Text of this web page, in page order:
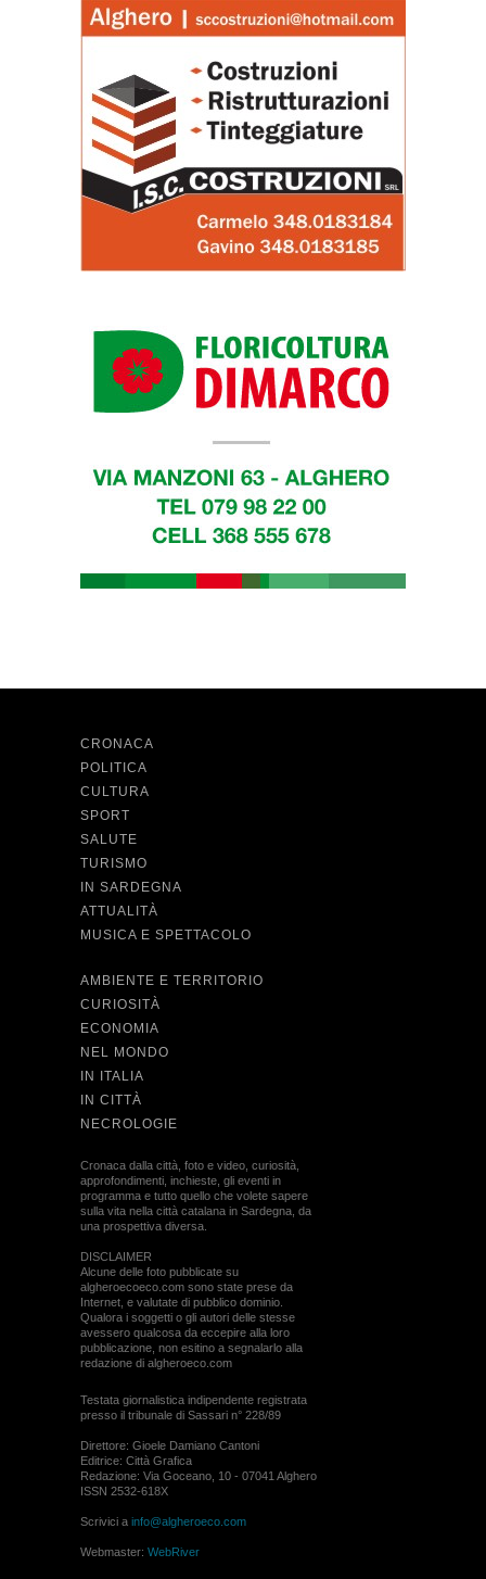
CRONACA
POLITICA
CULTURA
SPORT
SALUTE
TURISMO
IN SARDEGNA
ATTUALITÀ
MUSICA E SPETTACOLO
AMBIENTE E TERRITORIO
CURIOSITÀ
ECONOMIA
NEL MONDO
IN ITALIA
IN CITTÀ
NECROLOGIE
Cronaca dalla città, foto e video, curiosità,
approfondimenti, inchieste, gli eventi in
programma e tutto quello che volete sapere
sulla vita nella città catalana in Sardegna, da
una prospettiva diversa.
DISCLAIMER
Alcune delle foto pubblicate su
algheroecoeco.com sono state prese da
Internet, e valutate di pubblico dominio.
Qualora i soggetti o gli autori delle stesse
avessero qualcosa da eccepire alla loro
pubblicazione, non esitino a segnalarlo alla
redazione di algheroeco.com
Testata giornalistica indipendente registrata
presso il tribunale di Sassari n° 228/89
Direttore: Gioele Damiano Cantoni
Editrice: Città Grafica
Redazione: Via Goceano, 10 - 07041 Alghero
ISSN 2532-618X
Scrivici a info@algheroeco.com
Webmaster: WebRiver